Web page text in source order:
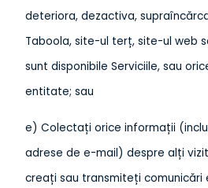
deteriora, dezactiva,
Taboola, site-ul terț, site-ul web
sunt disponibile Serviciile, sau
entitate; sau
e) Colectați orice informații
adrese de e-mail) despre alți
creați sau transmiteți comunicări